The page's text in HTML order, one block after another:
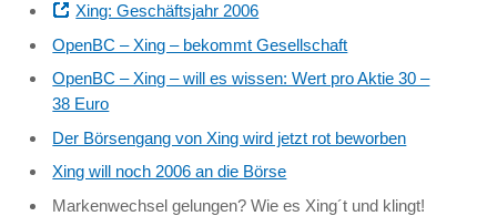
Xing: Geschäftsjahr 2006
OpenBC – Xing – bekommt Gesellschaft
OpenBC – Xing – will es wissen: Wert pro Aktie 30 –
38 Euro
Der Börsengang von Xing wird jetzt rot beworben
Xing will noch 2006 an die Börse
Markenwechsel gelungen? Wie es Xing´t und klingt!